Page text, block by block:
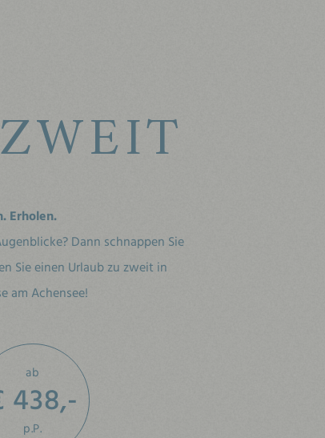
Erholen.
Dann schnappen Sie
Sie einen Urlaub zu zweit in
am Achensee!
ab
438,-
p.P.